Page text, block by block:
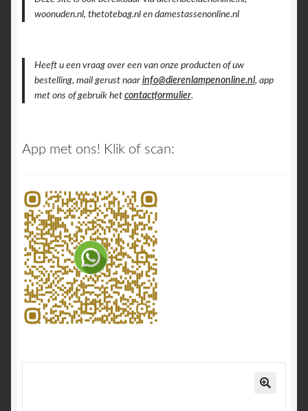
woonuden.nl, thetotebag.nl en damestassenonline.nl
Heeft u een vraag over een van onze producten of uw
bestelling, mail gerust naar info@dierenlampenonline.nl, app
met ons of gebruik het contactformulier.
App met ons! Klik of scan: